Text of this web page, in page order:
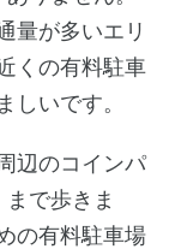
量が多いエリ
くの有料駐車
しいです。
辺のコインパ
で歩きま
の有料駐車場